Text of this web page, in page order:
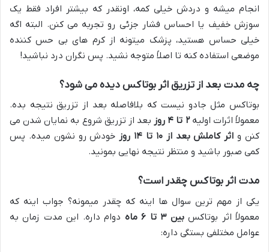
انجام میشه و دردش خیلی کمه، اونقدر که بیشتر افراد فقط یک
سوزش خفیف یا احساس فشار جزئی رو تجربه می کنن. البته اگه
خیلی حساس هستید، پزشک میتونه از کرم های بی حس کننده
موضعی استفاده کنه تا اصلاً متوجه نشید. پس نگران درد نباشید!
چه مدت بعد از تزریق اثر بوتاکس دیده می شود؟
بوتاکس مثل جادو نیست که بلافاصله بعد از تزریق نتیجه بده.
معمولاً اثرات اولیه۲ تا ۴ روز
بعد از تزریق شروع به نمایان شدن می
کنن و اثر کاملش بعد از ۱۰ تا ۱۴ روز
خودش رو نشون میده. پس
کمی صبور باشید و منتظر نتیجه نهایی بمونید.
مدت اثر بوتاکس چقدر است؟
یکی از مهم ترین سوال ها اینه که چقدر میمونه؟ جواب اینه که
معمولاً اثر بوتاکسبین ۳ تا ۶ ماه
دوام داره. این مدت زمان به
عوامل مختلفی بستگی داره: